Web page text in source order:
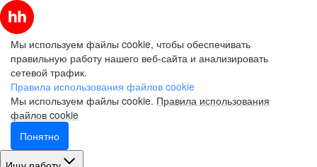
Мы используем файлы cookie, чтобы обеспечивать
правильную работу нашего веб-сайта и анализировать
сетевой трафик.
Правила использования файлов cookie
Мы используем файлы cookie. Правила использования
файлов cookie
Понятно